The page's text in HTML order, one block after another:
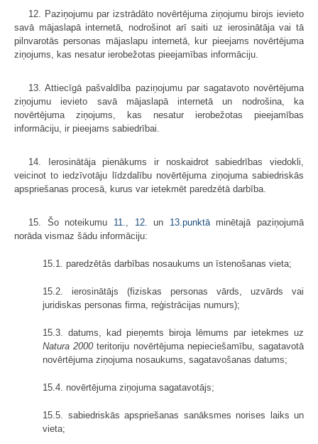
12. Paziņojumu par izstrādāto novērtējuma ziņojumu birojs ievieto
savā mājaslapā internetā, nodrošinot arī saiti uz ierosinātāja vai tā
pilnvarotās personas mājaslapu internetā, kur pieejams novērtējuma
ziņojums, kas nesatur ierobežotas pieejamības informāciju.
13. Attiecīgā pašvaldība paziņojumu par sagatavoto novērtējuma
ziņojumu ievieto savā mājaslapā internetā un nodrošina, ka
novērtējuma ziņojums, kas nesatur ierobežotas pieejamības
informāciju, ir pieejams sabiedrībai.
14. Ierosinātāja pienākums ir noskaidrot sabiedrības viedokli,
veicinot to iedzīvotāju līdzdalību novērtējuma ziņojuma sabiedriskās
apspriešanas procesā, kurus var ietekmēt paredzētā darbība.
15. Šo noteikumu 11. 12.un 13.punktāminētajā paziņojumā
norāda vismaz šādu informāciju:
15.1. paredzētās darbības nosaukums un īstenošanas vieta;
15.2. ierosinātājs (fiziskas personas vārds, uzvārds vai
juridiskas personas firma, reģistrācijas numurs);
15.3. datums, kad pieņemts biroja lēmums par ietekmes uz
Natura 2000 teritoriju novērtējuma nepieciešamību, sagatavotā
novērtējuma ziņojuma nosaukums, sagatavošanas datums;
15.4. novērtējuma ziņojuma sagatavotājs;
15.5. sabiedriskās apspriešanas sanāksmes norises laiks un
vieta;